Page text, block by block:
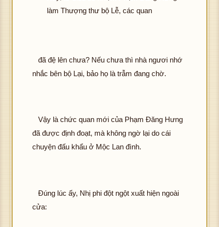
làm Thượng thư bộ Lễ, các quan
đã đệ lên chưa? Nếu chưa thì nhà ngươi nhớ
nhắc bên bộ Lại, bảo họ là trẫm đang chờ.
Vậy là chức quan mới của Phạm Đăng Hưng
đã được định đoạt, mà không ngờ lại do cái
chuyện đấu khẩu ở Mộc Lan đình.
Đúng lúc ấy, Nhị phi đột ngột xuất hiện ngoài
cửa: